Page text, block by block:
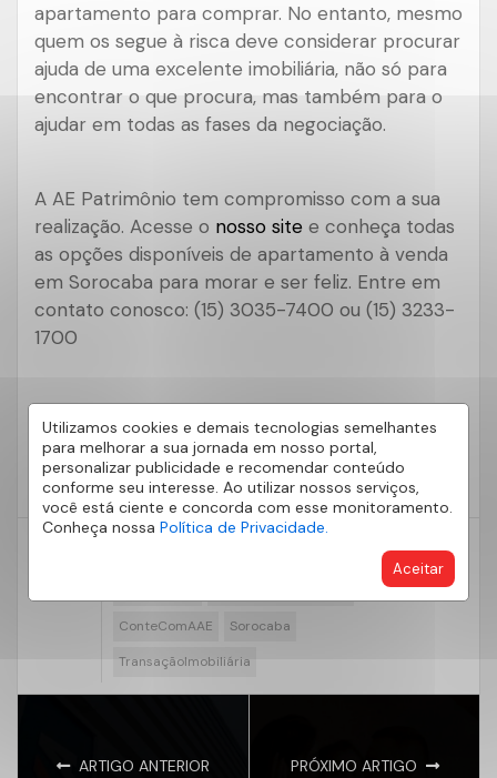
Utilizamos cookies e demais tecnologias semelhantes
para melhorar a sua jornada em nosso portal,
personalizar publicidade e recomendar conteúdo
conforme seu interesse. Ao utilizar nossos serviços,
você está ciente e concorda com esse monitoramento.
Conheça nossa Política de Privacidade.
Aceitar
apartamento para comprar. No entanto, mesmo
quem os segue à risca deve considerar procurar
ajuda de uma excelente imobiliária, não só para
encontrar o que procura, mas também para o
ajudar em todas as fases da negociação.
A AE Patrimônio tem compromisso com a sua
realização. Acesse o nosso site e conheça todas
as opções disponíveis de apartamento à venda
em Sorocaba para morar e ser feliz. Entre em
contato conosco: (15) 3035-7400 ou (15) 3233-
1700
AE Patrimônio Consultores ImobiliáriosCRECI
20.189-J
#ComprarApartamento
ConteComAAE
Sorocaba
TransaçãoImobiliária
ARTIGO ANTERIOR PRÓXIMO ARTIGO